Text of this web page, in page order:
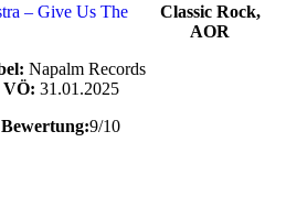
Classic Rock,
AOR
Napalm Records
VÖ: 31.01.2025
Bewertung:9/10